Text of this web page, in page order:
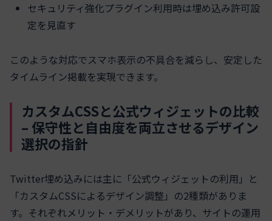
セキュリティ強化プラグイン利用時は埋め込み許可設
定を見直す
このような対応でスマホ表示の不具合を減らし、安定した
タイムライン掲載を実現できます。
カスタムCSSと公式ウィジェットの比較
– 保守性と自由度を両立させるデザイン
選択の指針
Twitter埋め込みには主に「公式ウィジェットの利用」と
「カスタムCSSによるデザイン調整」の2種類がありま
す。それぞれメリット・デメリットがあり、サイトの運用